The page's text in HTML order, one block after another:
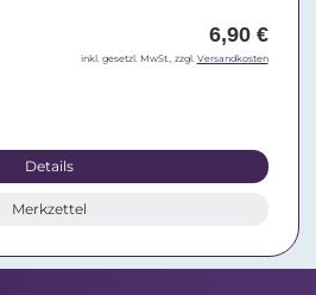
6,90 €
inkl. gesetzl. MwSt., zzgl. Versandkosten
Details
Merkzettel